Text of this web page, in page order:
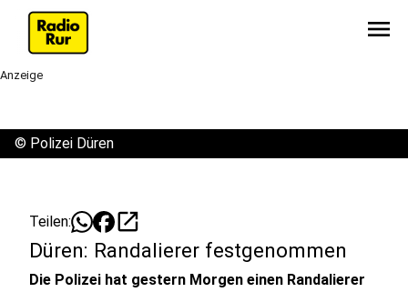
menu
Anzeige
© Polizei Düren
Teilen: open_in_new
Düren: Randalierer festgenommen
Die Polizei hat gestern Morgen einen Randalierer